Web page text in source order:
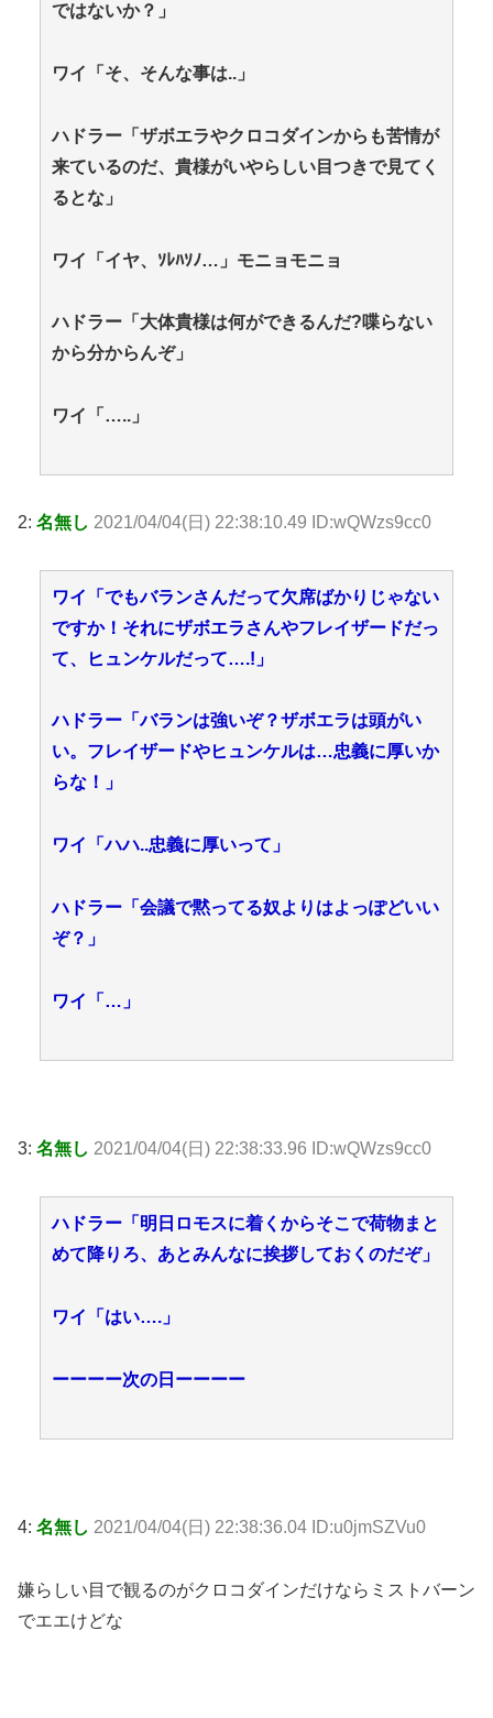
ではないか？」
ワイ「そ、そんな事は..」
ハドラー「ザボエラやクロコダインからも苦情が
来ているのだ、貴様がいやらしい目つきで見てく
るとな」
ワイ「イヤ、ｿﾚﾊｿﾉ…」モニョモニョ
ハドラー「大体貴様は何ができるんだ?喋らない
から分からんぞ」
ワイ「…..」
2: 名無し 2021/04/04(日) 22:38:10.49 ID:wQWzs9cc0
ワイ「でもバランさんだって欠席ばかりじゃない
ですか！それにザボエラさんやフレイザードだっ
て、ヒュンケルだって….!」
ハドラー「バランは強いぞ？ザボエラは頭がい
い。フレイザードやヒュンケルは…忠義に厚いか
らな！」
ワイ「ハハ..忠義に厚いって」
ハドラー「会議で黙ってる奴よりはよっぽどいい
ぞ？」
ワイ「…」
3: 名無し 2021/04/04(日) 22:38:33.96 ID:wQWzs9cc0
ハドラー「明日ロモスに着くからそこで荷物まと
めて降りろ、あとみんなに挨拶しておくのだぞ」
ワイ「はい….」
ーーーー次の日ーーーー
4: 名無し 2021/04/04(日) 22:38:36.04 ID:u0jmSZVu0
嫌らしい目で観るのがクロコダインだけならミストバーン
でエエけどな